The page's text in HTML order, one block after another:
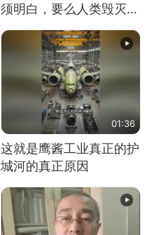
须明白，要么人类毁灭，
要么俄毁灭
01:36
这就是鹰酱工业真正的护
城河的真正原因